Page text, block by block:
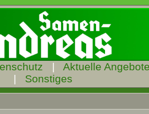
| Aktuelle
| Sonstiges